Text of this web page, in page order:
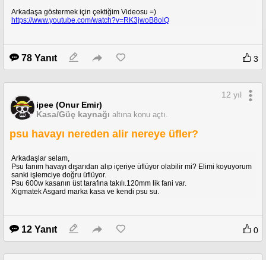
Arkadaşa göstermek için çektiğim Videosu =)
https://www.youtube.com/watch?v=RK3jwoB8olQ
78 Yanıt 3
ipee (Onur Emir)
Kasa/Güç kaynağı altına konu açtı.
12 yıl
psu havayı nereden alir nereye üfler?
Arkadaşlar selam,
Psu fanım havayı dışarıdan alıp içeriye üflüyor olabilir mi? Elimi koyuyorum
sanki işlemciye doğru üflüyor.
Psu 600w kasanın üst tarafına takılı.120mm lik fani var.
Xigmatek Asgard marka kasa ve kendi psu su.
12 Yanıt 0